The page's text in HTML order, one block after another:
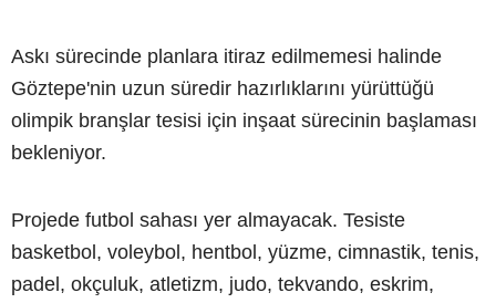
Askı sürecinde planlara itiraz edilmemesi halinde
Göztepe'nin uzun süredir hazırlıklarını yürüttüğü
olimpik branşlar tesisi için inşaat sürecinin başlaması
bekleniyor.
Projede futbol sahası yer almayacak. Tesiste
basketbol, voleybol, hentbol, yüzme, cimnastik, tenis,
padel, okçuluk, atletizm, judo, tekvando, eskrim,